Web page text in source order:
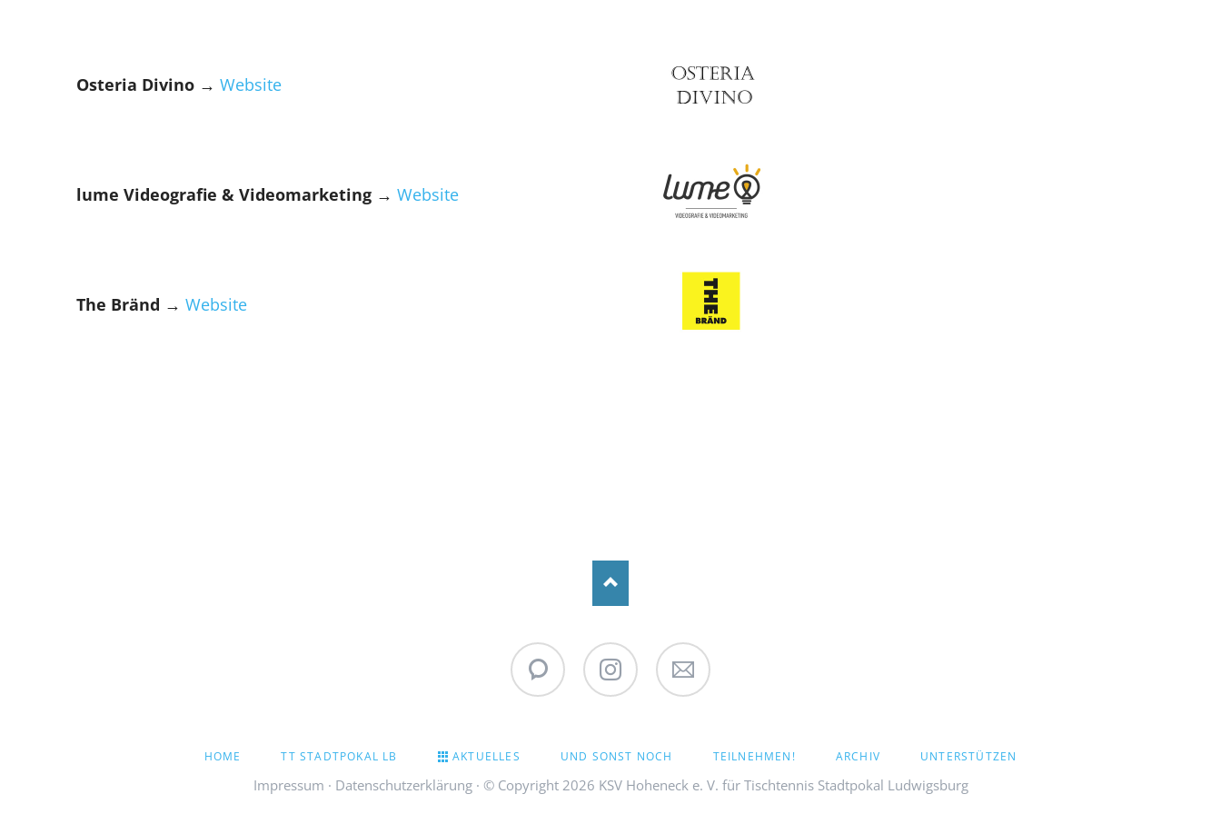
Osteria Divino → Website
lume Videografie & Videomarketing → Website
The Bränd → Website
ÜBERSPRINGEN
HOME TT STADTPOKAL LB AKTUELLES UND SONST NOCH TEILNEHMEN! ARCHIV UNTERSTÜTZEN
Impressum · Datenschutzerklärung· © Copyright 2026 KSV Hoheneck e. V. für Tischtennis Stadtpokal Ludwigsburg